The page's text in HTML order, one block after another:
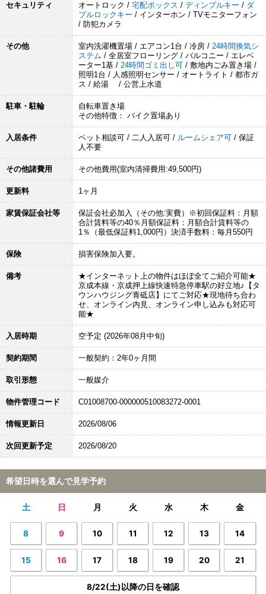
セキュリティ オートロック / 宅配ボックス / ディンプルキー / ダ
ブルロックキー / インターホン / TVモニターフォン
/ 防犯カメラ
その他 室内洗濯機置場 / エアコン1台 / 冷房 / 24時間換気シ
ステム / 全居室フローリング / バルコニー / エレベ
ーター1基 / 24時間ゴミ出し可 / 敷地内ごみ置き場 /
照明1台 / 人感照明センサー / オートライト / 都市ガ
ス / 給湯 / 公営上水道
駐車・駐輪
自転車置き場
その他特徴： バイク置場あり
入居条件 ペット相談可 / 二人入居可 / ルームシェア可 / 保証
人不要
その他諸費用 その他費用(室内清掃費用:49,500円)
更新料 1ヶ月
家賃保証会社等
保証会社必加入（その他:実費）※初回保証料：月額
合計賃料等の40％月額保証料：月額合計賃料等の
1％（最低保証料1,000円）決済手数料：毎月550円
保険 損害保険加入要。
備考
★インターネット上の物件はほぼ全てご紹介可能★
京成本線・京成押上線快速特急停車駅の好立地♪【タ
ウンハウジング青砥店】にてご対応★現地待ち合わ
せ、オンライン内見、オンライン申し込みも対応可
能★
入居時期 空予定 (2026年08月中旬)
契約期間 一般契約：2年0ヶ月間
取引形態 一般媒介
物件管理コード C01008700-000000510083272-0001
情報更新日 2026/08/06
次回更新予定 2026/08/20
希望日時を選んで見学予約
土 日 月 火 水 木 金
8 9 10 11 12 13 14
15 16 17 18 19 20 21
8/22(土)以降の日を確認